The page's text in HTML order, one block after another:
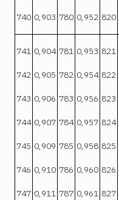
740 0,903 780 0,952 820
741
742
743
744
745
746
747
0,904
0,905
0,906
0,907
0,909
0,910
0,911
781
782
783
784
785
786
787
0,953
0,954
0,956
0,957
0,958
0,960
0,961
821
822
823
824
825
826
827